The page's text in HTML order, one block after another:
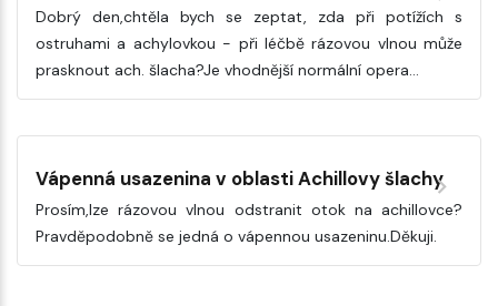
Dobrý den,chtěla bych se zeptat, zda při potížích s
ostruhami a achylovkou - při léčbě rázovou vlnou může
prasknout ach. šlacha?Je vhodnější normální opera…
Vápenná usazenina v oblasti Achillovy šlachy
Prosím,lze rázovou vlnou odstranit otok na achillovce?
Pravděpodobně se jedná o vápennou usazeninu.Děkuji.